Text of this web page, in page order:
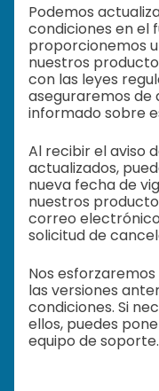
Podemos
condiciones en el
proporcionemos
nuestros
con las leyes
aseguraremos de
informado sobre
Al recibir el aviso
actualizados,
nueva fecha de
nuestros
correo
solicitud de
Nos
las versiones
condiciones. Si
ellos, puedes
equipo de soporte.